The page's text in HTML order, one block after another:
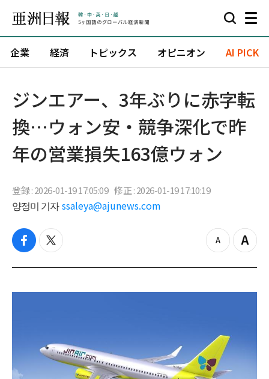
企業 経済 トピックス オピニオン AI PICK
ジンエアー、3年ぶりに赤字転
換…ウォン安・競争深化で昨
年の営業損失163億ウォン
登録 : 2026-01-19 17:05:09 修正 : 2026-01-19 17:10:19
양정미 기자 ssaleya@ajunews.com
f
c
b
t
i
t
z
o
o
Z
o
i